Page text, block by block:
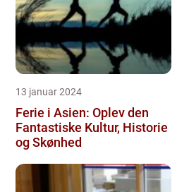
13 januar 2024
Ferie i Asien: Oplev den
Fantastiske Kultur, Historie
og Skønhed